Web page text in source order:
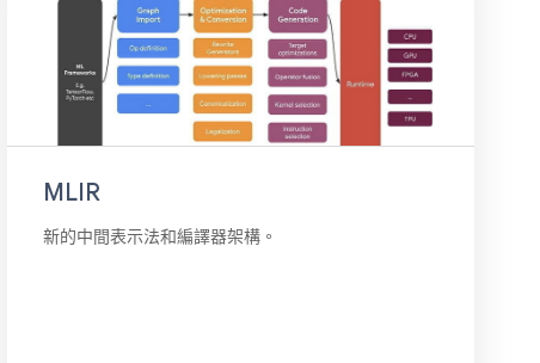
MLIR
新的中間表示法和編譯器架構。